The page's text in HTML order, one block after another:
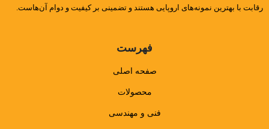
رقابت با بهترین نمونه‌های اروپایی هستند و تضمینی بر کیفیت و دوام آن‌هاست.
فهرست
صفحه اصلی
محصولات
فنی و مهندسی